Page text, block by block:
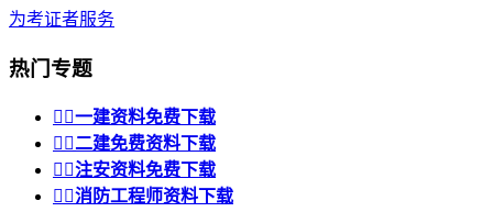
为考证者服务
热门专题
 一建资料免费下载
 二建免费资料下载
 注安资料免费下载
 消防工程师资料下载